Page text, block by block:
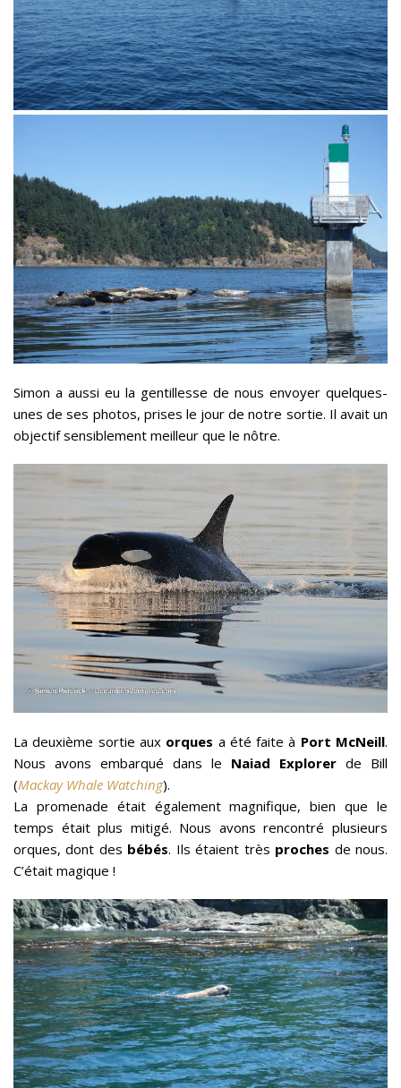
Simon a aussi eu la gentillesse de nous envoyer quelques-
unes de ses photos, prises le jour de notre sortie. Il avait un
objectif sensiblement meilleur que le nôtre.
La deuxième sortie aux orques a été faite à Port McNeill.
Nous avons embarqué dans le Naiad Explorer de Bill
(Mackay Whale Watching).
La promenade était également magnifique, bien que le
temps était plus mitigé. Nous avons rencontré plusieurs
orques, dont des bébés. Ils étaient très proches de nous.
C’était magique !